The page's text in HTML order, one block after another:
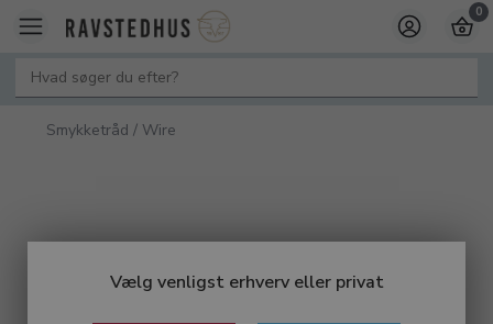
Vælg venligst erhverv eller privat
0
Smykketråd / Wire